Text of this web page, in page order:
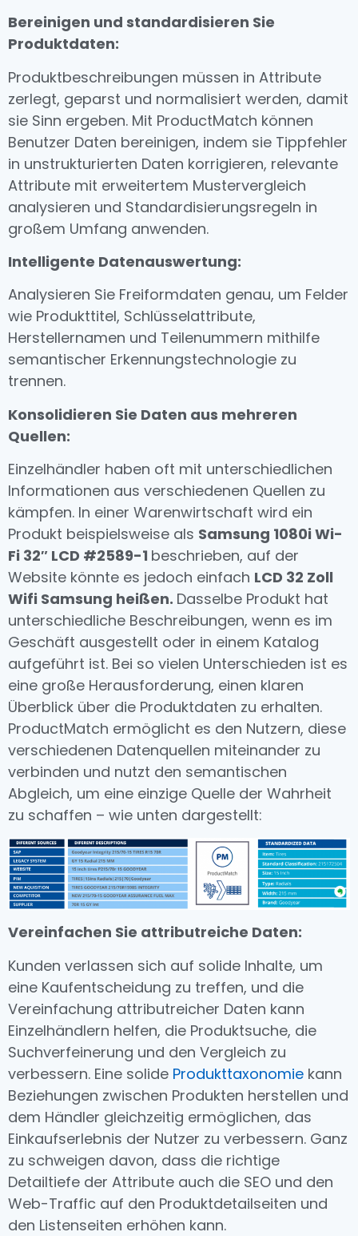
Bereinigen und standardisieren Sie
Produktdaten:
Produktbeschreibungen müssen in Attribute
zerlegt, geparst und normalisiert werden, damit
sie Sinn ergeben. Mit ProductMatch können
Benutzer Daten bereinigen, indem sie Tippfehler
in unstrukturierten Daten korrigieren, relevante
Attribute mit erweitertem Mustervergleich
analysieren und Standardisierungsregeln in
großem Umfang anwenden.
Intelligente Datenauswertung:
Analysieren Sie Freiformdaten genau, um Felder
wie Produkttitel, Schlüsselattribute,
Herstellernamen und Teilenummern mithilfe
semantischer Erkennungstechnologie zu
trennen.
Konsolidieren Sie Daten aus mehreren
Quellen:
Einzelhändler haben oft mit unterschiedlichen
Informationen aus verschiedenen Quellen zu
kämpfen. In einer Warenwirtschaft wird ein
Produkt beispielsweise als Samsung 1080i Wi-
Fi 32″ LCD #2589-1 beschrieben, auf der
Website könnte es jedoch einfach LCD 32 Zoll
Wifi Samsung heißen. Dasselbe Produkt hat
unterschiedliche Beschreibungen, wenn es im
Geschäft ausgestellt oder in einem Katalog
aufgeführt ist. Bei so vielen Unterschieden ist es
eine große Herausforderung, einen klaren
Überblick über die Produktdaten zu erhalten.
ProductMatch ermöglicht es den Nutzern, diese
verschiedenen Datenquellen miteinander zu
verbinden und nutzt den semantischen
Abgleich, um eine einzige Quelle der Wahrheit
zu schaffen – wie unten dargestellt:
Vereinfachen Sie attributreiche Daten:
Kunden verlassen sich auf solide Inhalte, um
eine Kaufentscheidung zu treffen, und die
Vereinfachung attributreicher Daten kann
Einzelhändlern helfen, die Produktsuche, die
Suchverfeinerung und den Vergleich zu
verbessern. Eine solide Produkttaxonomie kann
Beziehungen zwischen Produkten herstellen und
dem Händler gleichzeitig ermöglichen, das
Einkaufserlebnis der Nutzer zu verbessern. Ganz
zu schweigen davon, dass die richtige
Detailtiefe der Attribute auch die SEO und den
Web-Traffic auf den Produktdetailseiten und
den Listenseiten erhöhen kann.